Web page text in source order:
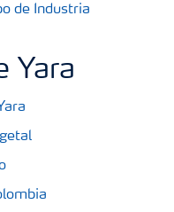
de Industria
Yara